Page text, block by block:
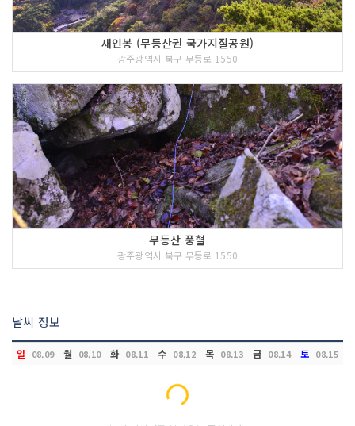
새인봉 (무등산권 국가지질공원)
광주광역시 북구 무등로 1550
무등산 풍혈
광주광역시 북구 무등로 1550
날씨 정보
일 08.09 월 08.10 화 08.11 수 08.12 목 08.13 금 08.14 토 08.15
Loading...